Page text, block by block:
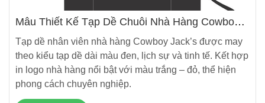
Mẫu Thiết Kế Tạp Dề Chuỗi Nhà Hàng Cowboy
Tạp dề nhân viên nhà hàng Cowboy Jack’s được may
theo kiểu tạp dề dài màu đen, lịch sự và tinh tế. Kết hợp
in logo nhà hàng nổi bật với màu trắng – đỏ, thể hiện
phong cách chuyên nghiệp.